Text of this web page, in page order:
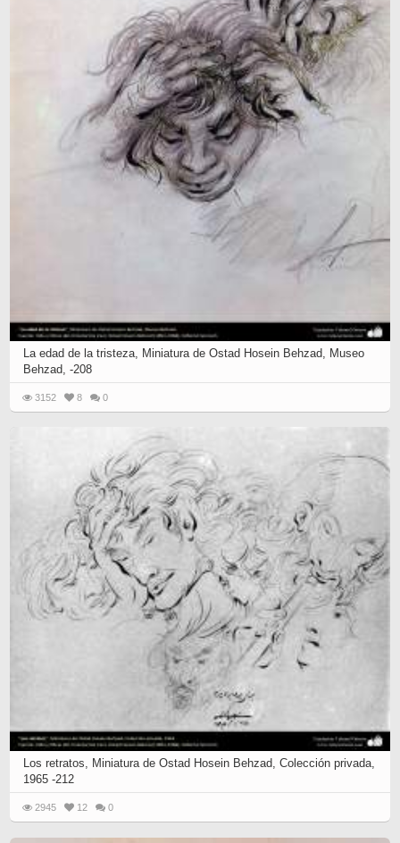
La edad de la tristeza, Miniatura de Ostad Hosein Behzad, Museo
Behzad, -208
3152 8 0
Los retratos, Miniatura de Ostad Hosein Behzad, Colección privada,
1965 -212
2945 12 0